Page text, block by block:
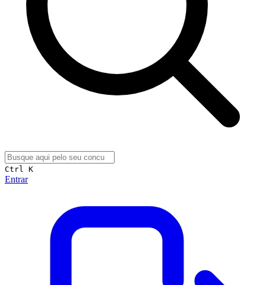
Ctrl K
Entrar